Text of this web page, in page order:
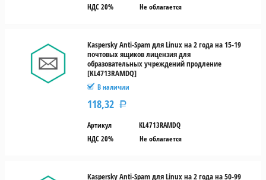
НДС 20%
Не облагается
Kaspersky Anti-Spam для Linux на 2 года на 15-19
почтовых ящиков лицензия для
образовательных учреждений продление
[KL4713RAMDQ]
В наличии
118,32 Р
Артикул
KL4713RAMDQ
НДС 20%
Не облагается
Kaspersky Anti-Spam для Linux на 2 года на 50-99